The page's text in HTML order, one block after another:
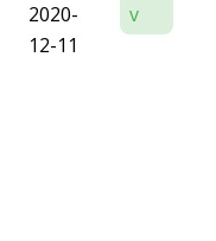
2020-
12-11
v